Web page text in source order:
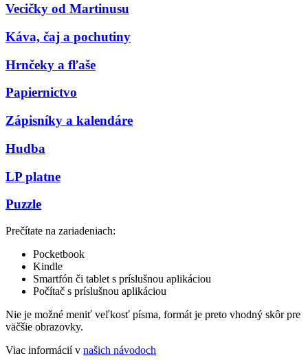
Vecičky od Martinusu
Káva, čaj a pochutiny
Hrnčeky a fľaše
Papiernictvo
Zápisníky a kalendáre
Hudba
LP platne
Puzzle
Prečítate na zariadeniach:
Pocketbook
Kindle
Smartfón či tablet s príslušnou aplikáciou
Počítač s príslušnou aplikáciou
Nie je možné meniť veľkosť písma, formát je preto vhodný skôr pre
väčšie obrazovky.
Viac informácií v našich návodoch